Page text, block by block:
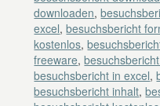
downloaden,
excel,besuchsbericht
kostenlos,
freeware,
besuchsbericht in excel,
besuchsbericht inhalt,